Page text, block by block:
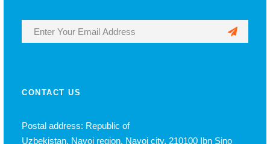
CONTACT US
Postal address: Republic of
Uzbekistan, Navoi region, Navoi city, 210100 Ibn Sino